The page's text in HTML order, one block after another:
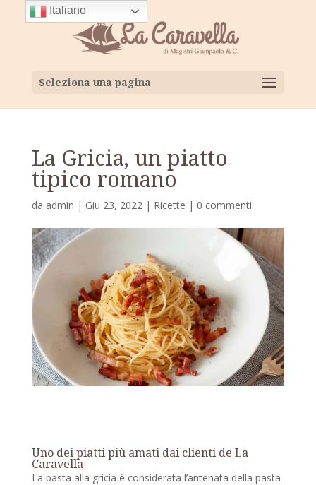
Seleziona una pagina
La Gricia, un piatto
tipico romano
da admin | Giu 23, 2022| Ricette | 0 commenti
Uno dei piatti più amati dai clienti de La
Caravella
La pasta alla gricia è considerata l’antenata della pasta
Italiano